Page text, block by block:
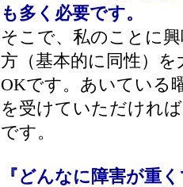
も多く必要です。
そこで、私のことに
方（基本的に同性）
OKです。あいている
を受けていただけれ
です。
『どんなに障害が重